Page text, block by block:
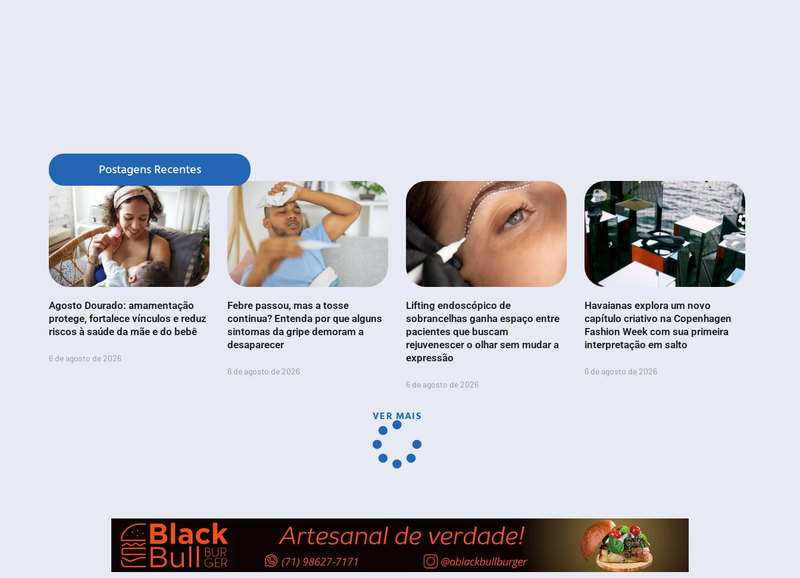
Postagens Recentes
Agosto Dourado: amamentação
protege, fortalece vínculos e reduz
riscos à saúde da mãe e do bebê
6 de agosto de 2026
Febre passou, mas a tosse
continua? Entenda por que alguns
sintomas da gripe demoram a
desaparecer
6 de agosto de 2026
Lifting endoscópico de
sobrancelhas ganha espaço entre
pacientes que buscam
rejuvenescer o olhar sem mudar a
expressão
6 de agosto de 2026
Havaianas explora um novo
capítulo criativo na Copenhagen
Fashion Week com sua primeira
interpretação em salto
6 de agosto de 2026
VER MAIS